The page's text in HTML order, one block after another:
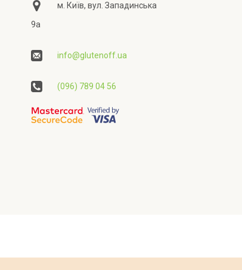
м. Київ, вул. Западинська
9а
info@glutenoff.ua
(096) 789 04 56